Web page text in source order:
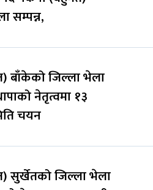
सम्पन्न,
बाँकेको जिल्ला भेला
नेतृत्वमा १३
चयन
सुर्खेतको जिल्ला भेला